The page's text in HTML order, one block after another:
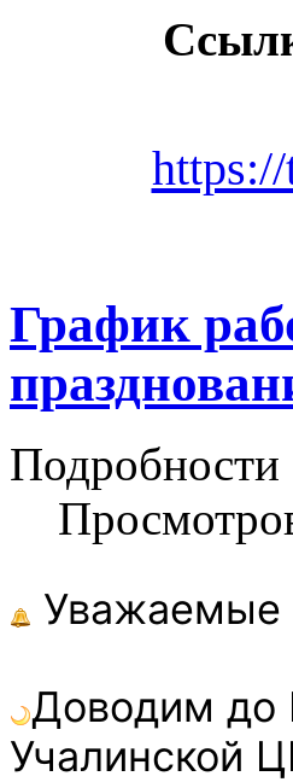
График
Подробности
Уважаемые
Доводим до
Учалинской